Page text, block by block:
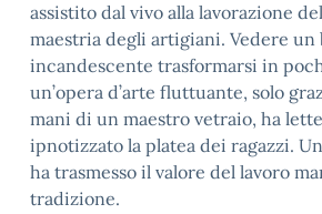
assistito dal vivo alla lavorazione
maestria degli artigiani. Vedere
incandescente trasformarsi in
un’opera d’arte fluttuante, solo
mani di un maestro vetraio, ha
ipnotizzato la platea dei ragazzi.
ha trasmesso il valore del lavoro
tradizione.